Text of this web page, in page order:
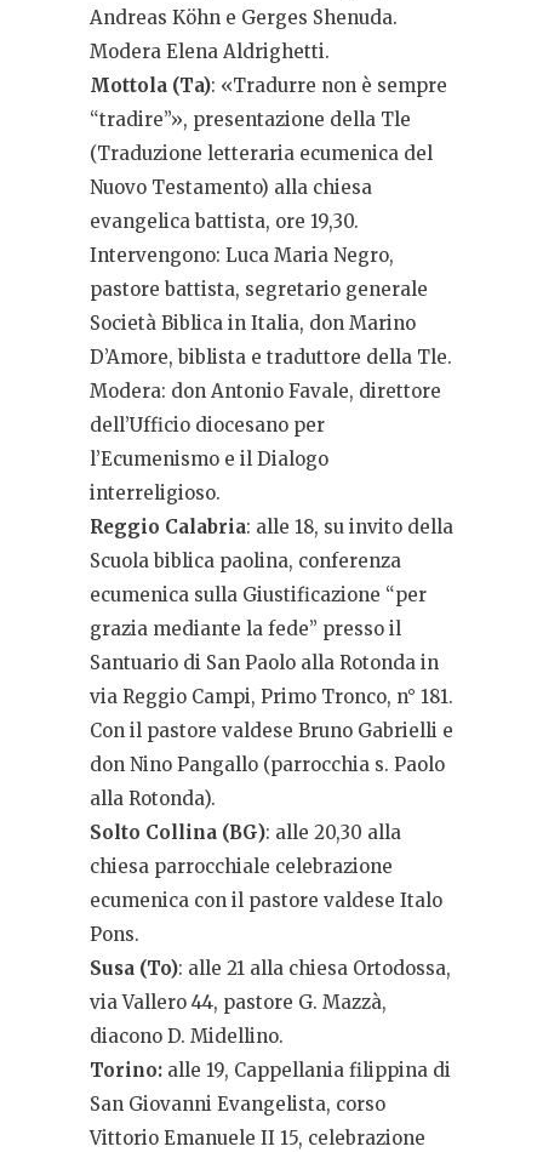
Andreas Köhn e Gerges Shenuda.
Modera Elena Aldrighetti.
Mottola (Ta): «Tradurre non è sempre
“tradire”», presentazione della Tle
(Traduzione letteraria ecumenica del
Nuovo Testamento) alla chiesa
evangelica battista, ore 19,30.
Intervengono: Luca Maria Negro,
pastore battista, segretario generale
Società Biblica in Italia, don Marino
D’Amore, biblista e traduttore della Tle.
Modera: don Antonio Favale, direttore
dell’Ufficio diocesano per
l’Ecumenismo e il Dialogo
interreligioso.
Reggio Calabria: alle 18, su invito della
Scuola biblica paolina, conferenza
ecumenica sulla Giustificazione “per
grazia mediante la fede” presso il
Santuario di San Paolo alla Rotonda in
via Reggio Campi, Primo Tronco, n° 181.
Con il pastore valdese Bruno Gabrielli e
don Nino Pangallo (parrocchia s. Paolo
alla Rotonda).
Solto Collina (BG): alle 20,30 alla
chiesa parrocchiale celebrazione
ecumenica con il pastore valdese Italo
Pons.
Susa (To): alle 21 alla chiesa Ortodossa,
via Vallero 44, pastore G. Mazzà,
diacono D. Midellino.
Torino: alle 19, Cappellania filippina di
San Giovanni Evangelista, corso
Vittorio Emanuele II 15, celebrazione